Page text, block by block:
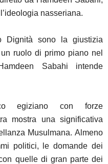
nasseriana.
Dignità sono la giustizia
ruolo di primo piano nel
Sabahi intende
egiziano con forze
mostra una significativa
Musulmana. Almeno
politici, le domande dei
quelle di gran parte dei